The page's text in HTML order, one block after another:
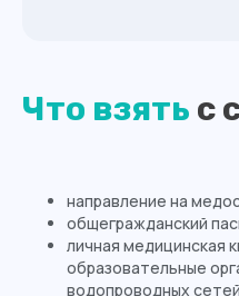
Что взять с
направление на
общегражданский
личная медицинская
образовательные
водопроводных
Вы можете по
8 (4012) 988-